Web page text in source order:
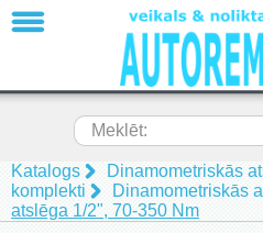
Meklēt:
Katalogs
Dinamometriskās
komplekti
Dinamometriskās
atslēga 1/2", 70-350 Nm
AIZVĒRT
Dinamometriskās atslēgas un
remonta komplekti (32)
Specializētie instrumenti auto
dzinēju remontam (132)
Specializētie instrumenti auto
ritošās daļas remontam (18)
Specializētie instrumenti auto